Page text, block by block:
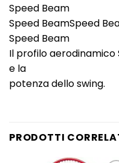
Speed Beam
Speed BeamSpeed
Speed Beam
Il profilo aerodinamico
e la
potenza dello swing.
PRODOTTI